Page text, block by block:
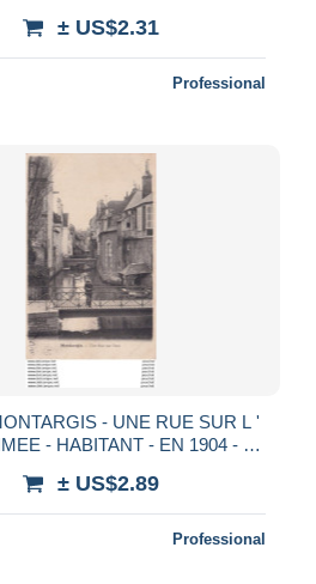
± US$2.31
Professional
- UNE RUE SUR L '
- HABITANT - EN 1904 - ( 2
± US$2.89
Professional